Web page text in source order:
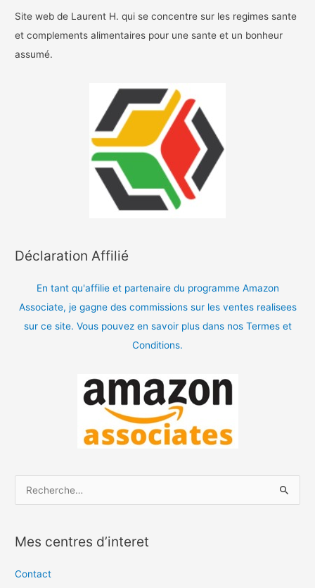
Site web de Laurent H. qui se concentre sur les regimes sante
et complements alimentaires pour une sante et un bonheur
assumé.
Déclaration Affilié
En tant qu'affilie et partenaire du programme Amazon
Associate, je gagne des commissions sur les ventes realisees
sur ce site. Vous pouvez en savoir plus dans nos Termes et
Conditions.
h
e
Mes centres d’interet
Contact